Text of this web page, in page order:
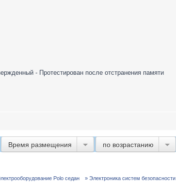
- Протестирован после отстранения памяти
Время размещения по возрастанию
Polo седан » Электроника систем безопасности